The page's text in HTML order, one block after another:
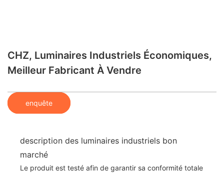
CHZ, Luminaires Industriels Économiques,
Meilleur Fabricant À Vendre
enquête
description des luminaires industriels bon
marché
Le produit est testé afin de garantir sa conformité totale